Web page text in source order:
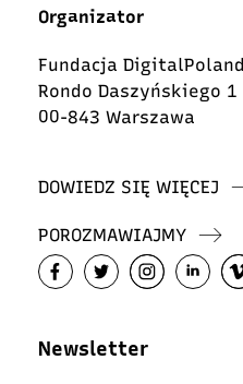
Organizator
Fundacja DigitalPoland
Rondo Daszyńskiego 1
00-843 Warszawa
DOWIEDZ SIĘ WIĘCEJ
POROZMAWIAJMY
Newsletter